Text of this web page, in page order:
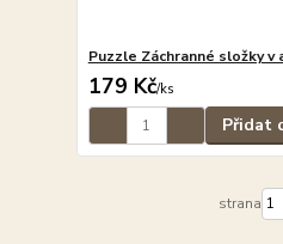
Puzzle Záchranné složky v
179 Kč/ks
Přidat
strana